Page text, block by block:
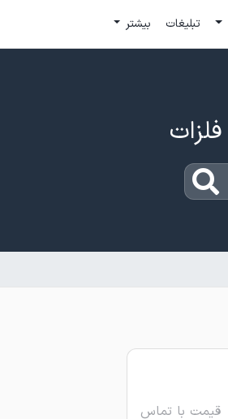
تبلیغات بیشتر
قیمت با تماس